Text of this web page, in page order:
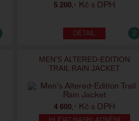
5 200,- Kč s DPH
2
MEN'S ALTERED-EDITION
TRAIL RAIN JACKET
4 600,- Kč s DPH